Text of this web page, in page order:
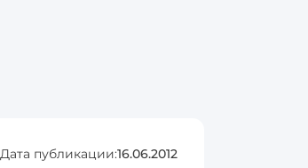
Дата публикации:16.06.2012